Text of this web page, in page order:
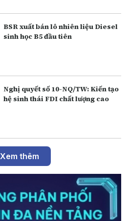
BSR xuất bán lô nhiên liệu Diesel
sinh học B5 đầu tiên
Nghị quyết số 10-NQ/TW: Kiến tạo
hệ sinh thái FDI chất lượng cao
Xem thêm